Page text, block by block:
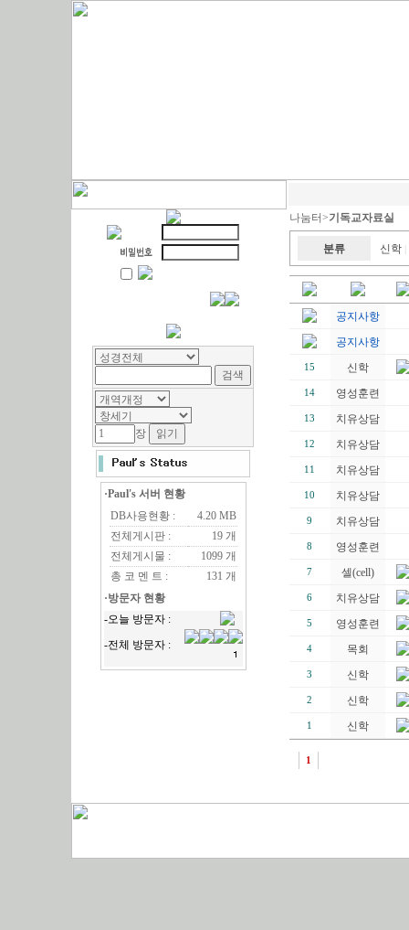
장
·Paul's 서버 현황
DB사용현황 :
4.20 MB
전체게시판 :
19 개
전체게시물 :
1099 개
총 코 멘 트 :
131 개
·방문자 현황
나눔터>기독교자료실
분류 신학
공지사항
공지사항
15 신학
14 영성훈련
13 치유상담
12 치유상담
11 치유상담
10 치유상담
9 치유상담
8 영성훈련
7 셀(cell)
6 치유상담
5 영성훈련
4 목회
3 신학
2 신학
1 신학
1